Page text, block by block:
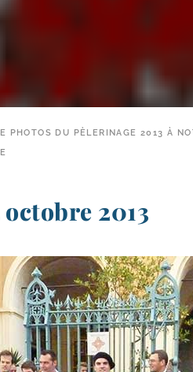
PHOTOS DU PÈLERINAGE 2013 À
2013